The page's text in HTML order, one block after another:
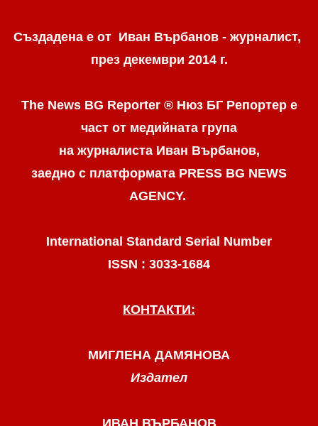
Създадена е от Иван Върбанов - журналист,
през декември 2014 г.
The News BG Reporter ® Нюз БГ Репортере
част от медийната група
на журналиста Иван Върбанов,
заедно с платформата PRESS BG NEWS
AGENCY.
International Standard Serial Number
ISSN : 3033-1684
КОНТАКТИ:
МИГЛЕНА ДАМЯНОВА
Издател